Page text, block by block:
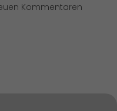
Kommentaren